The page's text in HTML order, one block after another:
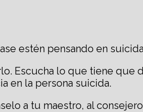
estén pensando en
Escucha lo que tiene que
en la persona suicida.
a tu maestro, al